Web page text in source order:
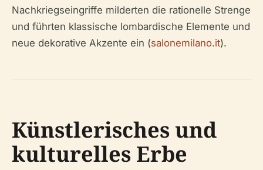
Nachkriegseingriffe milderten die rationelle Strenge
und führten klassische lombardische Elemente und
neue dekorative Akzente ein (salonemilano.it).
Künstlerisches und
kulturelles Erbe